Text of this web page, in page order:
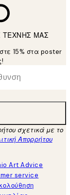
ΤΕΧΝΗΣ ΜΑΣ
15% στα poster
σχετικά με το
Απορρήτου
Art Advice
service